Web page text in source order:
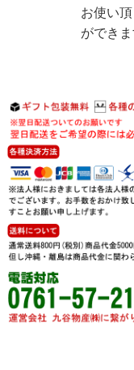
お使い
ができま